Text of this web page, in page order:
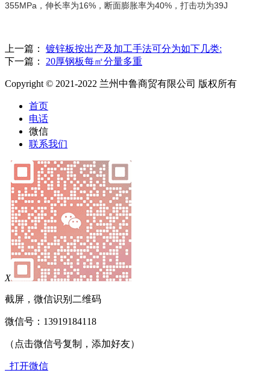
355MPa，伸长率为16%，断面膨胀率为40%，打击功为39J
上一篇： 镀锌板按出产及加工手法可分为如下几类:
下一篇： 20厚钢板每㎡分量多重
Copyright © 2021-2022 兰州中鲁商贸有限公司 版权所有
首页
电话
微信
联系我们
X
截屏，微信识别二维码
微信号： 13919184118
（点击微信号复制，添加好友）
打开微信